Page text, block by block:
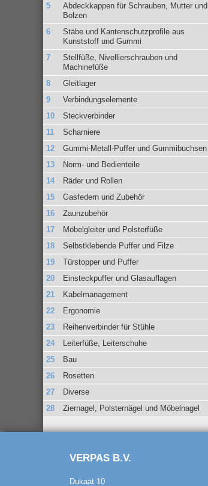
Abdeckkappen für Schrauben, Mutter und
Bolzen
Stäbe und Kantenschutzprofile aus
Kunststoff und Gummi
Stellfüße, Nivellierschrauben und
Machinefüße
Gleitlager
Verbindungselemente
Steckverbinder
Scharniere
Gummi-Metall-Puffer und Gummibuchsen
Norm- und Bedienteile
Räder und Rollen
Gasfedern und Zubehör
Zaunzubehör
Möbelgleiter und Polsterfüße
Selbstklebende Puffer und Filze
Türstopper und Puffer
Einsteckpuffer und Glasauflagen
Kabelmanagement
Ergonomie
Reihenverbinder für Stühle
Leiterfüße, Leiterschuhe
Bau
Rosetten
Diverse
Ziernagel, Polsternägel und Möbelnagel
VERPAS B.V.
Dukaat 10